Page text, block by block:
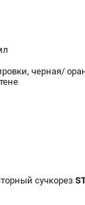
603-41-
на сайте не
черная/
сучкорез